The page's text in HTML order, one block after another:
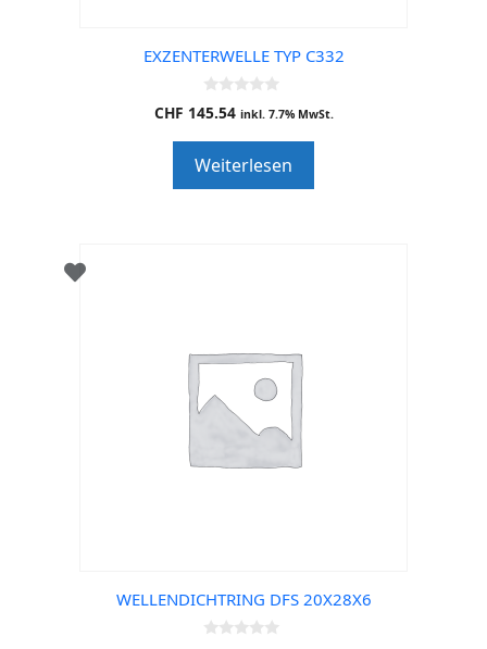
EXZENTERWELLE TYP C332
0
o
o
f
5
CHF 145.54 inkl. 7.7% MwSt.
Weiterlesen
WELLENDICHTRING DFS 20X28X6